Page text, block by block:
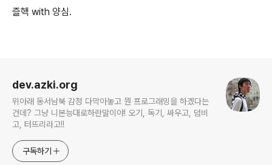
즐핵 with 양심.
dev.azki.org
위아래 동서남북 감정 다막아놓고 뭔 프로그래밍을 하겠다는
건데? 그냥 니본능대로하란말이야! 오기, 독기, 싸우고, 덤비
고, 터뜨리라고!!
구독하기